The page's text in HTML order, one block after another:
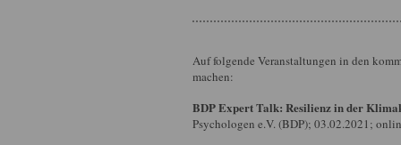
Auf folgende Veranstaltungen in den
machen:
BDP Expert Talk: Resilienz in der
Psychologen e.V. (BDP); 03.02.2021;